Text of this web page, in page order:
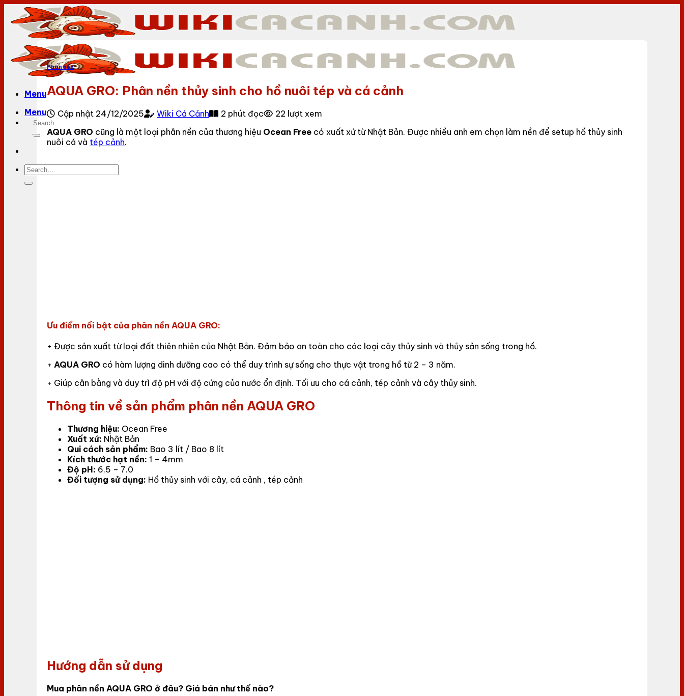
qua
Menu
Menu
Phân nền
AQUA GRO: Phân nền thủy sinh cho hồ nuôi tép và cá cảnh
Cập nhật 24/12/2025 Wiki Cá Cảnh 2 phút đọc
22 lượt xem
AQUA GRO cũng là một loại phân nền của thương hiệu Ocean Free có xuất xứ từ Nhật Bản. Được nhiều anh em chọn làm nền để setup hồ thủy sinh
nuôi cá và tép cảnh.
Ưu điểm nổi bật của phân nền AQUA GRO:
+ Được sản xuất từ loại đất thiên nhiên của Nhật Bản. Đảm bảo an toàn cho các loại cây thủy sinh và thủy sản sống trong hồ.
+ AQUA GRO có hàm lượng dinh dưỡng cao có thể duy trình sự sống cho thực vật trong hồ từ 2 – 3 năm.
+ Giúp cân bằng và duy trì độ pH với độ cứng của nước ổn định. Tối ưu cho cá cảnh, tép cảnh và cây thủy sinh.
Thông tin về sản phẩm phân nền AQUA GRO
Thương hiệu: Ocean Free
Xuất xứ: Nhật Bản
Qui cách sản phẩm: Bao 3 lít / Bao 8 lít
Kích thước hạt nền: 1 – 4mm
Độ pH: 6.5 – 7.0
Đối tượng sử dụng: Hồ thủy sinh với cây, cá cảnh , tép cảnh
Hướng dẫn sử dụng
Mua phân nền AQUA GRO ở đâu? Giá bán như thế nào?